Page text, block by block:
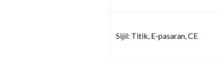
Sijil: Titik, E-pasaran, CE